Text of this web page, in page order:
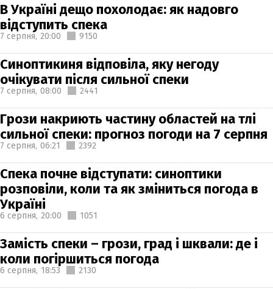
В Україні дещо похолодає: як надовго
відступить спека
7 серпня, 20:00 9150
Синоптикиня відповіла, яку негоду
очікувати після сильної спеки
7 серпня, 08:00 2441
Грози накриють частину областей на тлі
сильної спеки: прогноз погоди на 7 серпня
7 серпня, 06:21 2392
Спека почне відступати: синоптики
розповіли, коли та як зміниться погода в
Україні
6 серпня, 20:00 1051
Замість спеки – грози, град і шквали: де і
коли погіршиться погода
6 серпня, 18:53 2130